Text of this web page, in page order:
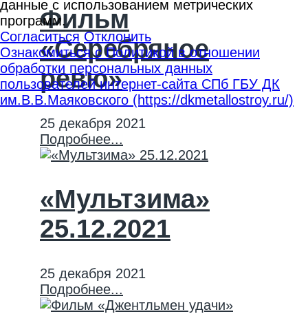
Фильм
«Серебряное
ревю»
25 декабря 2021
Подробнее...
«Мультзима»
25.12.2021
25 декабря 2021
Подробнее...
данные с использованием метрических
программ.
Согласиться Отклонить
Ознакомиться с Политикой в отношении
обработки персональных данных
пользователей интернет-сайта СПб ГБУ ДК
им.В.В.Маяковского (https://dkmetallostroy.ru/)